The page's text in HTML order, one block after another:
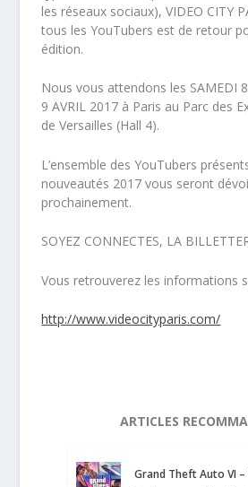
les réseaux sociaux), VIDEO CITY
tous les YouTubers est de retour
édition.
Nous vous attendons les SAMEDI
9 AVRIL 2017 à Paris au Parc des
de Versailles (Hall 4).
L’ensemble des YouTubers
nouveautés 2017 vous seront
prochainement.
SOYEZ CONNECTES, LA
Vous retrouverez les informations
http://www.videocityparis.com/
ARTICLES
Grand Theft Auto VI –